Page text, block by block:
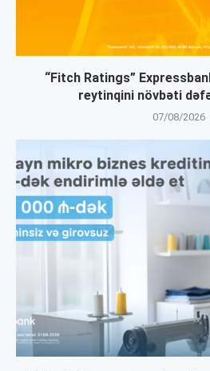
“Fitch Ratings”
reytinqini növbəti
07/08/2026